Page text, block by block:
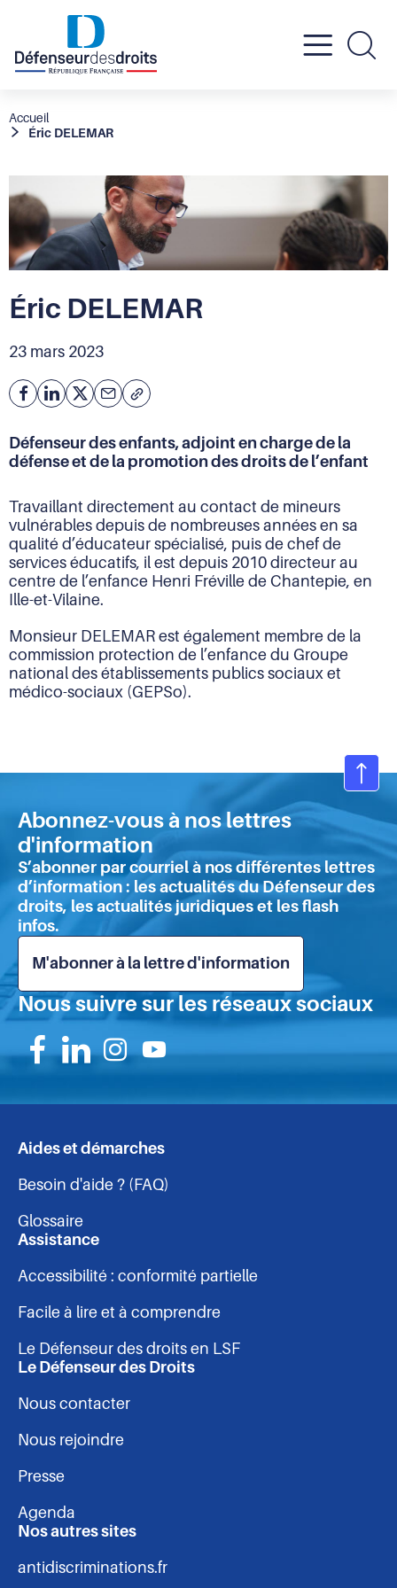
menu
Fil
d'Ariane
Accueil
Éric DELEMAR
Éric DELEMAR
23 mars 2023
Facebook
Partager
Linkedin
Partager
X
Courriel
Copier
de
la
page
dans
le
presse-
papier
Défenseur des enfants, adjoint en charge de la
défense et de la promotion des droits de l’enfant
Travaillant directement au contact de mineurs
vulnérables depuis de nombreuses années en sa
qualité d’éducateur spécialisé, puis de chef de
services éducatifs, il est depuis 2010 directeur au
centre de l’enfance Henri Fréville de Chantepie, en
Ille-et-Vilaine.
Monsieur DELEMAR est également membre de la
commission protection de l’enfance du Groupe
national des établissements publics sociaux et
médico-sociaux (GEPSo).
de
Abonnez-vous à nos lettres
d'information
S’abonner par courriel à nos différentes lettres
d’information : les actualités du Défenseur des
droits, les actualités juridiques et les flash
infos.
M'abonner à la lettre d'information
Nous suivre sur les réseaux sociaux
Suivez-
nous
sur
Suivez-
nous
sur
Suivez-
nous
sur
Suivez-
nous
Navigation
-
pied
de
page
Aides et démarches
Besoin d'aide ? (FAQ)
Glossaire
Assistance
Accessibilité : conformité partielle
Facile à lire et à comprendre
Le Défenseur des droits en LSF
Le Défenseur des Droits
Nous contacter
Nous rejoindre
Presse
Agenda
Nos autres sites
antidiscriminations.fr